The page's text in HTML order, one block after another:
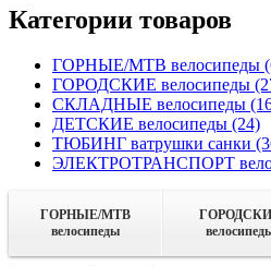
Категории товаров
ГОРНЫЕ/MTB велосипеды
ГОРОДСКИЕ велосипеды
СКЛАДНЫЕ велосипеды
ДЕТСКИЕ велосипеды (24)
ТЮБИНГ ватрушки санки
ЭЛЕКТРОТРАНСПОРТ вело
ГОРНЫЕ/MTB
велосипеды